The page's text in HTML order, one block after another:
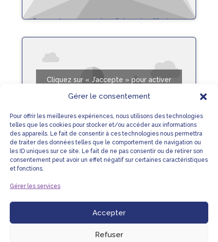
Gérer le consentement
Pour offrir les meilleures expériences, nous utilisons des technologies
telles que les cookies pour stocker et/ou accéder aux informations
des appareils. Le fait de consentir à ces technologies nous permettra
de traiter des données telles que le comportement de navigation ou
les ID uniques sur ce site. Le fait de ne pas consentir ou de retirer son
consentement peut avoir un effet négatif sur certaines caractéristiques
et fonctions.
Gérer les services
Accepter
Refuser
Gaspacho concombre feta – équilibrée
Roses des sables nid de Pâques – enrichie
Cliquez sur « J’accepte » pour activer
J’accepte
MENTIONS LÉGALES
NOUS CONTACTER